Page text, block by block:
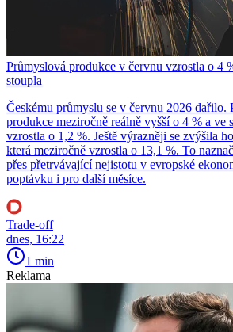
Průmyslová produkce v červnu vzrostla o 4
stoupla
Českému průmyslu se v červnu 2026 dařilo.
produkce meziročně reálně vyšší o 4 % a ve
vzrostla o 1,2 %. Ještě výrazněji se zvýšila
která meziročně vzrostla o 13,1 %. To
přes přetrvávající nejistotu v evropské
poptávku i pro další měsíce.
Trade-off
dnes, 16:22
1 min
Reklama